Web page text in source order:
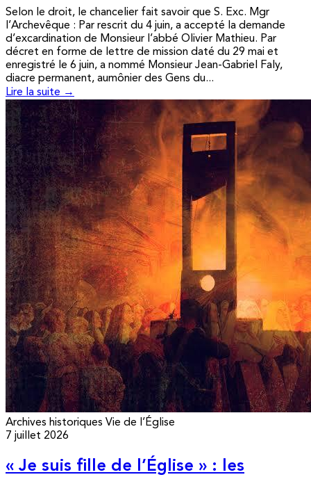
Selon le droit, le chancelier fait savoir que S. Exc. Mgr
l’Archevêque : Par rescrit du 4 juin, a accepté la demande
d’excardination de Monsieur l’abbé Olivier Mathieu. Par
décret en forme de lettre de mission daté du 29 mai et
enregistré le 6 juin, a nommé Monsieur Jean-Gabriel Faly,
diacre permanent, aumônier des Gens du...
Lire la suite →
Archives historiques Vie de l’Église
7 juillet 2026
« Je suis fille de l’Église » : les